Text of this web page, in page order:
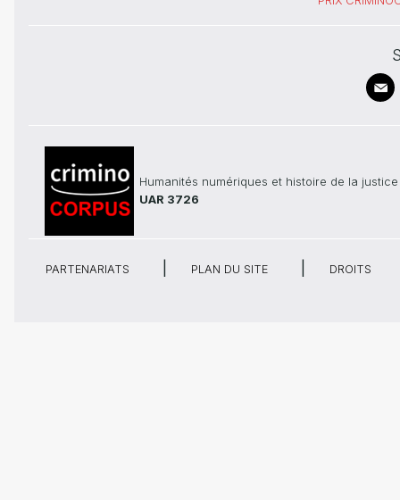
Humanités numériques et histoire de la justice
UAR 3726
PARTENARIATS PLAN DU SITE DROITS